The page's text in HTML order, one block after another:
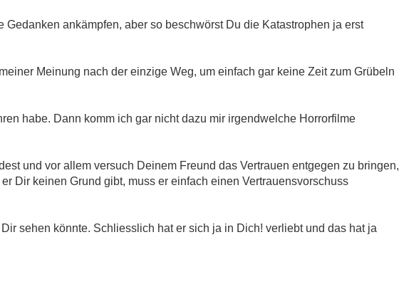
Gedanken ankämpfen, aber so beschwörst Du die Katastrophen ja erst
Meinung nach der einzige Weg, um einfach gar keine Zeit zum Grübeln
habe. Dann komm ich gar nicht dazu mir irgendwelche Horrorfilme
und vor allem versuch Deinem Freund das Vertrauen entgegen zu bringen,
Dir keinen Grund gibt, muss er einfach einen Vertrauensvorschuss
sehen könnte. Schliesslich hat er sich ja in Dich! verliebt und das hat ja